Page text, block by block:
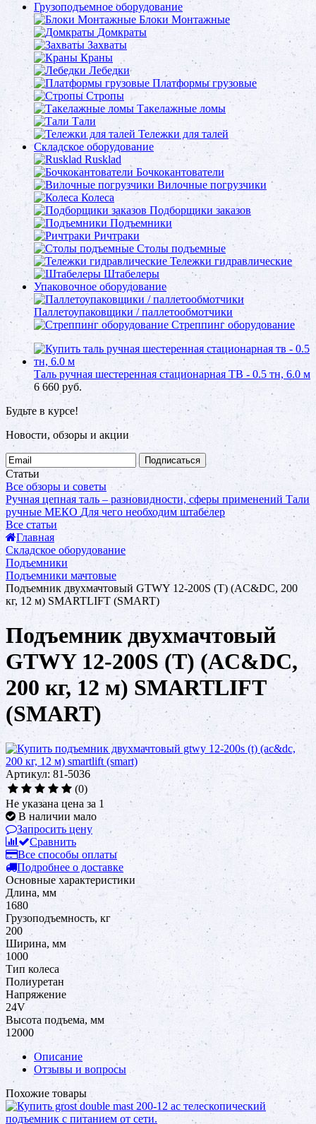
Грузоподъемное оборудование
Блоки Монтажные
Домкраты
Захваты
Краны
Лебедки
Платформы грузовые
Стропы
Такелажные ломы
Тали
Тележки для талей
Складское оборудование
Rusklad
Бочкокантователи
Вилочные погрузчики
Колеса
Подборщики заказов
Подъемники
Ричтраки
Столы подъемные
Тележки гидравлические
Штабелеры
Упаковочное оборудование
Паллетоупаковщики / паллетообмотчики
Стреппинг оборудование
Таль ручная шестеренная стационарная ТВ - 0.5 тн, 6.0 м
6 660 руб.
Будьте в курсе!
Новости, обзоры и акции
Подписаться
Статьи
Все обзоры и советы
Ручная цепная таль – разновидности, сферы применений Тали
ручные МЕКО Для чего необходим штабелер
Все статьи
Главная
Складское оборудование
Подъемники
Подъемники мачтовые
Подъемник двухмачтовый GTWY 12-200S (T) (AC&DC, 200
кг, 12 м) SMARTLIFT (SMART)
Подъемник двухмачтовый
GTWY 12-200S (T) (AC&DC,
200 кг, 12 м) SMARTLIFT
(SMART)
Артикул: 81-5036
(0)
Не указана цена за 1
В наличии мало
Запросить цену
Сравнить
Все способы оплаты
Подробнее о доставке
Основные характеристики
Длина, мм
1680
Грузоподъемность, кг
200
Ширина, мм
1000
Тип колеса
Полиуретан
Напряжение
24V
Высота подъема, мм
12000
Описание
Отзывы и вопросы
Похожие товары